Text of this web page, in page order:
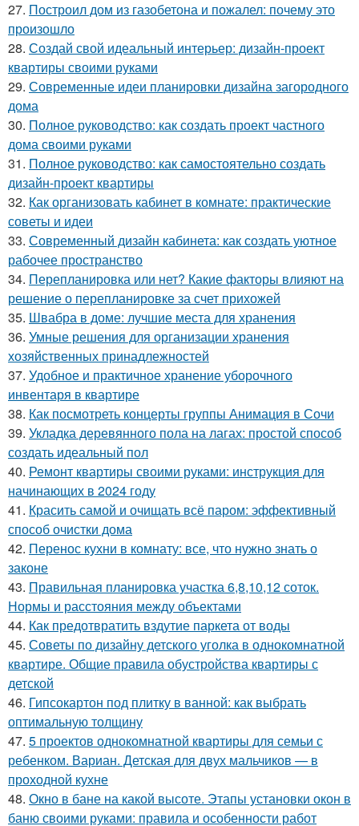
27. Построил дом из газобетона и пожалел: почему это
произошло
28. Создай свой идеальный интерьер: дизайн-проект
квартиры своими руками
29. Современные идеи планировки дизайна загородного
дома
30. Полное руководство: как создать проект частного
дома своими руками
31. Полное руководство: как самостоятельно создать
дизайн-проект квартиры
32. Как организовать кабинет в комнате: практические
советы и идеи
33. Современный дизайн кабинета: как создать уютное
рабочее пространство
34. Перепланировка или нет? Какие факторы влияют на
решение о перепланировке за счет прихожей
35. Швабра в доме: лучшие места для хранения
36. Умные решения для организации хранения
хозяйственных принадлежностей
37. Удобное и практичное хранение уборочного
инвентаря в квартире
38. Как посмотреть концерты группы Анимация в Сочи
39. Укладка деревянного пола на лагах: простой способ
создать идеальный пол
40. Ремонт квартиры своими руками: инструкция для
начинающих в 2024 году
41. Красить самой и очищать всё паром: эффективный
способ очистки дома
42. Перенос кухни в комнату: все, что нужно знать о
законе
43. Правильная планировка участка 6,8,10,12 соток.
Нормы и расстояния между объектами
44. Как предотвратить вздутие паркета от воды
45. Советы по дизайну детского уголка в однокомнатной
квартире. Общие правила обустройства квартиры с
детской
46. Гипсокартон под плитку в ванной: как выбрать
оптимальную толщину
47. 5 проектов однокомнатной квартиры для семьи с
ребенком. Вариан. Детская для двух мальчиков — в
проходной кухне
48. Окно в бане на какой высоте. Этапы установки окон в
баню своими руками: правила и особенности работ